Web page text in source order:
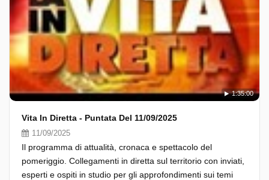
1:35:00
Vita In Diretta - Puntata Del 11/09/2025
11/09/2025
Il programma di attualità, cronaca e spettacolo del
pomeriggio. Collegamenti in diretta sul territorio con inviati,
esperti e ospiti in studio per gli approfondimenti sui temi